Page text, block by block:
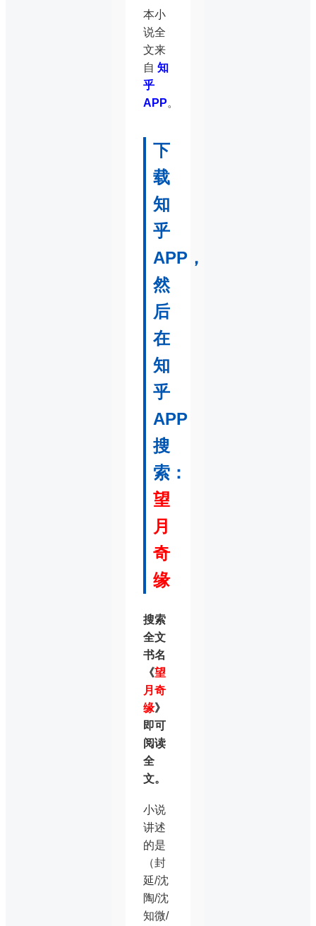
本小
说全
文来
自 知
乎
APP。
下
载
知
乎
APP，
然
后
在
知
乎
APP
搜
索：
望
月
奇
缘
搜索
全文
书名
《望
月奇
缘》
即可
阅读
全
文。
小说
讲述
的是
（封
延/沈
陶/沈
知微/